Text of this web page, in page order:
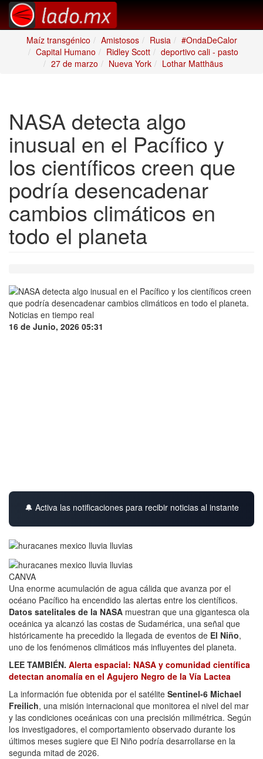
Maíz transgénico Amistosos Rusia
#OndaDeCalor
Capital Humano
Ridley Scott
deportivo cali - pasto
27 de marzo
Nueva York Lothar Matthäus
NASA detecta algo
inusual en el Pacífico y
los científicos creen que
podría desencadenar
cambios climáticos en
todo el planeta
16 de Junio, 2026 05:31
🔔 Activa las notificaciones para recibir noticias al instante
CANVA
Una enorme acumulación de agua cálida que avanza por el
océano Pacífico ha encendido las alertas entre los científicos.
Datos satelitales de la NASA muestran que una gigantesca ola
oceánica ya alcanzó las costas de Sudamérica, una señal que
históricamente ha precedido la llegada de eventos de El Niño,
uno de los fenómenos climáticos más influyentes del planeta.
LEE TAMBIÉN. Alerta espacial: NASA y comunidad científica
detectan anomalía en el Agujero Negro de la Vía Lactea
La información fue obtenida por el satélite Sentinel-6 Michael
Freilich, una misión internacional que monitorea el nivel del mar
y las condiciones oceánicas con una precisión milimétrica. Según
los investigadores, el comportamiento observado durante los
últimos meses sugiere que El Niño podría desarrollarse en la
segunda mitad de 2026.